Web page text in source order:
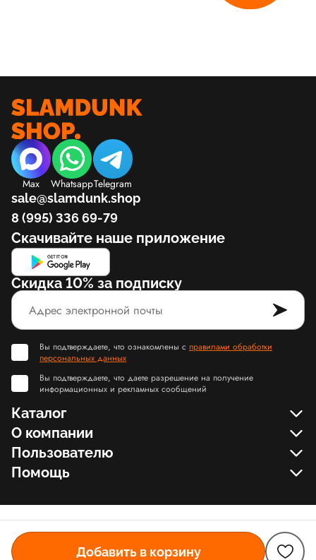
Добавить в корзину
Max WhatsappTelegram
sale@slamdunk.shop
8 (995) 336 69-79
Скачивайте наше приложение
Скидка 10% за подписку
Вы подтверждаете, что ознакомлены с правилами обработки
персональных данных
Вы подтверждаете, что даете разрешение на получение
информационных и рекламных сообщений
Каталог
О компании
Пользователю
Помощь